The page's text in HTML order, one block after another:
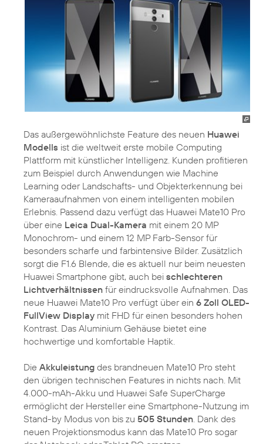
Das außergewöhnlichste Feature des neuen Huawei
Modells ist die weltweit erste mobile Computing
Plattform mit künstlicher Intelligenz. Kunden profitieren
zum Beispiel durch Anwendungen wie Machine
Learning oder Landschafts- und Objekterkennung bei
Kameraaufnahmen von einem intelligenten mobilen
Erlebnis. Passend dazu verfügt das Huawei Mate10 Pro
über eine Leica Dual-Kamera mit einem 20 MP
Monochrom- und einem 12 MP Farb-Sensor für
besonders scharfe und farbintensive Bilder. Zusätzlich
sorgt die F1.6 Blende, die es aktuell nur beim neuesten
Huawei Smartphone gibt, auch bei schlechteren
Lichtverhältnissen für eindrucksvolle Aufnahmen. Das
neue Huawei Mate10 Pro verfügt über ein 6 Zoll OLED-
FullView Display mit FHD für einen besonders hohen
Kontrast. Das Aluminium Gehäuse bietet eine
hochwertige und komfortable Haptik.
Die Akkuleistung des brandneuen Mate10 Pro steht
den übrigen technischen Features in nichts nach. Mit
4.000-mAh-Akku und Huawei Safe SuperCharge
ermöglicht der Hersteller eine Smartphone-Nutzung im
Stand-by Modus von bis zu 505 Stunden. Dank des
neuen Projektionsmodus kann das Mate10 Pro sogar